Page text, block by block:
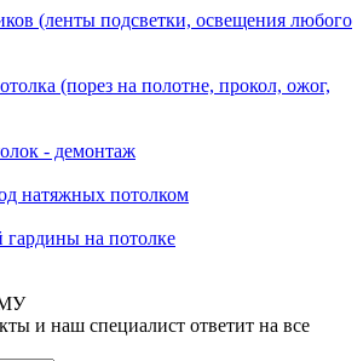
(ленты подсветки, освещения любого
(порез на полотне, прокол, ожог,
- демонтаж
натяжных потолком
гардины на потолке
и наш специалист ответит на все